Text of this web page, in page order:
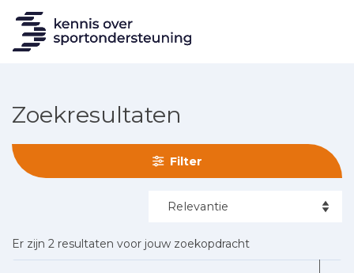
Zoekresultaten
Filter
Er zijn 2 resultaten voor jouw zoekopdracht